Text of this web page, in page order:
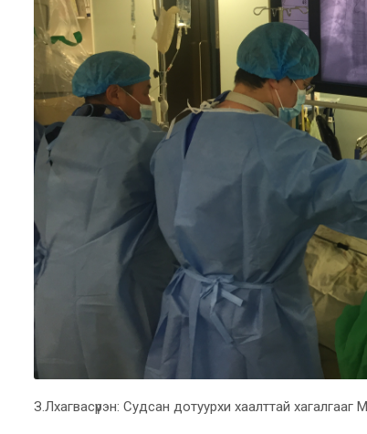
З.Лхагвасүрэн: Судсан дотуурхи хаалттай